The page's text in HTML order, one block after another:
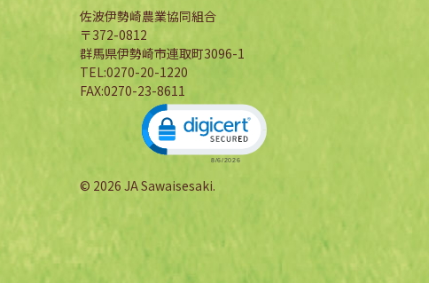
佐波伊勢崎農業協同組合
〒372-0812
群馬県伊勢崎市連取町3096-1
TEL:0270-20-1220
FAX:0270-23-8611
Click to open certificate verification
© 2026 JA Sawaisesaki.